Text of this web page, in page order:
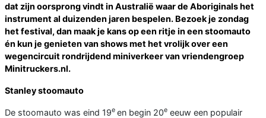
dat zijn oorsprong vindt in Australië waar de Aboriginals het
instrument al duizenden jaren bespelen. Bezoek je zondag
het festival, dan maak je kans op een ritje in een stoomauto
én kun je genieten van shows met het vrolijk over een
wegencircuit rondrijdend miniverkeer van vriendengroep
Minitruckers.nl.
Stanley stoomauto
De stoomauto was eind 19e en begin 20e eeuw een populair